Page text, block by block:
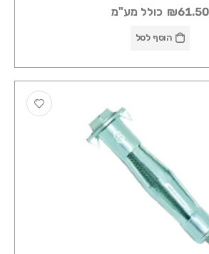
₪61.50 כולל מע"מ
הוסף לסל